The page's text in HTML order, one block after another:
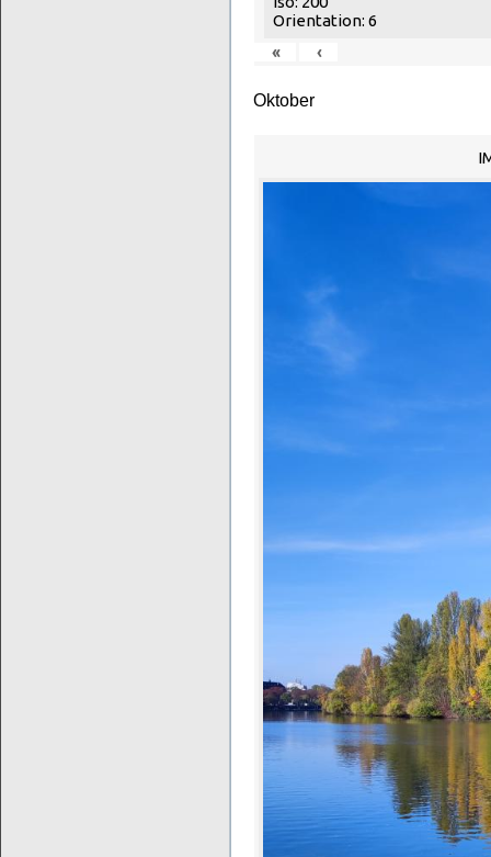
Orientation: 6
«
‹
Oktober